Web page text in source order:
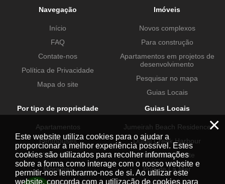
Navegação
Início
FAQ
Contate-nos
Política de Privacidade
Mapa do site
Imóveis
Novos complexos
Para construção
Apartamentos em projetos de
desenvolvimento
Pesquisar no mapa
Guias Locais
Por tipo de propriedade
Apartamentos
Penthouses
Vivendas
Moradias
Guias Locais
Jumeirah Beach Residence
Dubai Creek Harbour
Dubai Hills Estate
Port de La Mer
×
Este website utiliza cookies para o ajudar a
proporcionar a melhor experiência possível. Estes
cookies são utilizados para recolher informações
sobre a forma como interage com o nosso website e
permitir-nos lembrarmo-nos de si. Ao utilizar este
website, concorda com a utilização de cookies para